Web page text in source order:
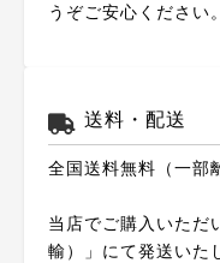
うぞご安心ください。
送料・配送
全国送料無料（一部
当店でご購入いただ
輸）」にて発送いた